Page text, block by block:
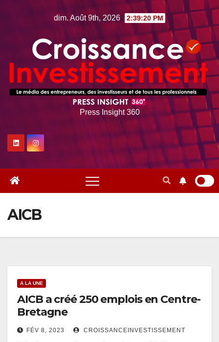
dim. Août 9th, 2026 2:39:21 PM
Press Insight 360
AICB
A LA UNE
AICB a créé 250 emplois en Centre-
Bretagne
FÉV 8, 2023 CROISSANCEINVESTISSEMENT